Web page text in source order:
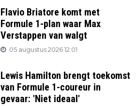
Flavio Briatore komt met
Formule 1-plan waar Max
Verstappen van walgt
05 augustus 2026 12:01
Lewis Hamilton brengt toekomst
van Formule 1-coureur in
gevaar: 'Niet ideaal'